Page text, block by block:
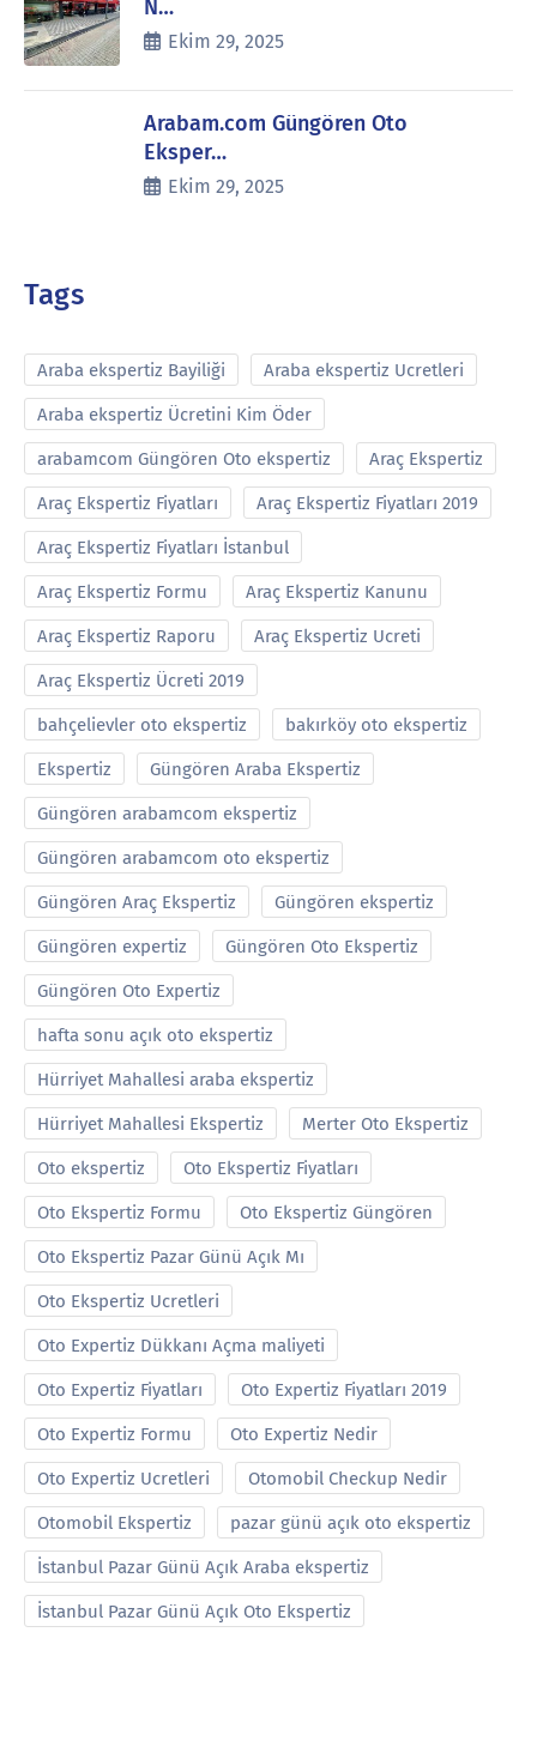
N…
Ekim 29, 2025
Arabam.com Güngören Oto
Eksper…
Ekim 29, 2025
Tags
Araba ekspertiz Bayiliği Araba ekspertiz Ucretleri
Araba ekspertiz Ücretini Kim Öder
arabamcom Güngören Oto ekspertiz Araç Ekspertiz
Araç Ekspertiz Fiyatları Araç Ekspertiz Fiyatları 2019
Araç Ekspertiz Fiyatları İstanbul
Araç Ekspertiz Formu Araç Ekspertiz Kanunu
Araç Ekspertiz Raporu Araç Ekspertiz Ucreti
Araç Ekspertiz Ücreti 2019
bahçelievler oto ekspertiz bakırköy oto ekspertiz
Ekspertiz Güngören Araba Ekspertiz
Güngören arabamcom ekspertiz
Güngören arabamcom oto ekspertiz
Güngören Araç Ekspertiz Güngören ekspertiz
Güngören expertiz Güngören Oto Ekspertiz
Güngören Oto Expertiz
hafta sonu açık oto ekspertiz
Hürriyet Mahallesi araba ekspertiz
Hürriyet Mahallesi Ekspertiz Merter Oto Ekspertiz
Oto ekspertiz Oto Ekspertiz Fiyatları
Oto Ekspertiz Formu Oto Ekspertiz Güngören
Oto Ekspertiz Pazar Günü Açık Mı
Oto Ekspertiz Ucretleri
Oto Expertiz Dükkanı Açma maliyeti
Oto Expertiz Fiyatları Oto Expertiz Fiyatları 2019
Oto Expertiz Formu Oto Expertiz Nedir
Oto Expertiz Ucretleri Otomobil Checkup Nedir
Otomobil Ekspertiz pazar günü açık oto ekspertiz
İstanbul Pazar Günü Açık Araba ekspertiz
İstanbul Pazar Günü Açık Oto Ekspertiz